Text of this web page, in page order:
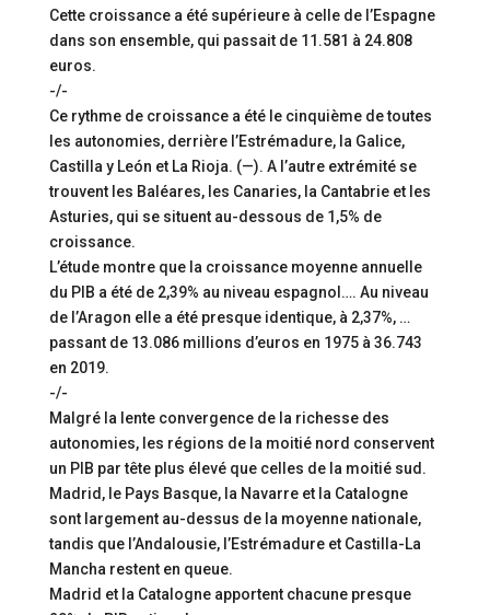
Cette croissance a été supérieure à celle de l’Espagne
dans son ensemble, qui passait de 11.581 à 24.808
euros.
-/-
Ce rythme de croissance a été le cinquième de toutes
les autonomies, derrière l’Estrémadure, la Galice,
Castilla y León et La Rioja. (—). A l’autre extrémité se
trouvent les Baléares, les Canaries, la Cantabrie et les
Asturies, qui se situent au-dessous de 1,5% de
croissance.
L’étude montre que la croissance moyenne annuelle
du PIB a été de 2,39% au niveau espagnol…. Au niveau
de l’Aragon elle a été presque identique, à 2,37%, …
passant de 13.086 millions d’euros en 1975 à 36.743
en 2019.
-/-
Malgré la lente convergence de la richesse des
autonomies, les régions de la moitié nord conservent
un PIB par tête plus élevé que celles de la moitié sud.
Madrid, le Pays Basque, la Navarre et la Catalogne
sont largement au-dessus de la moyenne nationale,
tandis que l’Andalousie, l’Estrémadure et Castilla-La
Mancha restent en queue.
Madrid et la Catalogne apportent chacune presque